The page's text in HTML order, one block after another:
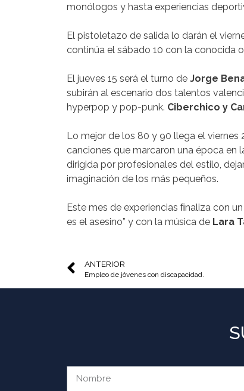
monólogos y hasta experiencias
El pistoletazo de salida lo darán el
continúa el sábado 10 con la conocida
El jueves 15 será el turno de Jorge
subirán al escenario dos talentos
hyperpop y pop-punk. Ciberchico y
Lo mejor de los 80 y 90 llega el viernes
canciones que marcaron una época en
dirigida por profesionales del estilo,
imaginación de los más pequeños.
Este mes de experiencias ﬁnaliza con
es el asesino” y con la música de Lara
ANTERIOR
Empleo de jóvenes con discapacidad.